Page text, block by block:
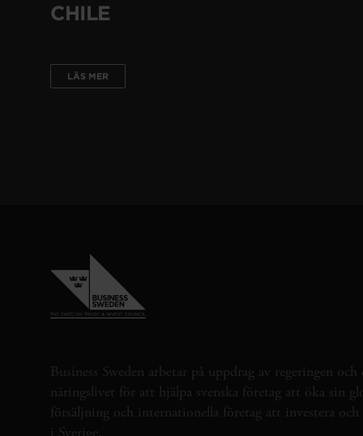
CHILE
LÄS MER
Business Sweden arbetar på uppdrag av regeringen
näringslivet för att hjälpa svenska företag att öka sin
försäljning och internationella företag att investera och